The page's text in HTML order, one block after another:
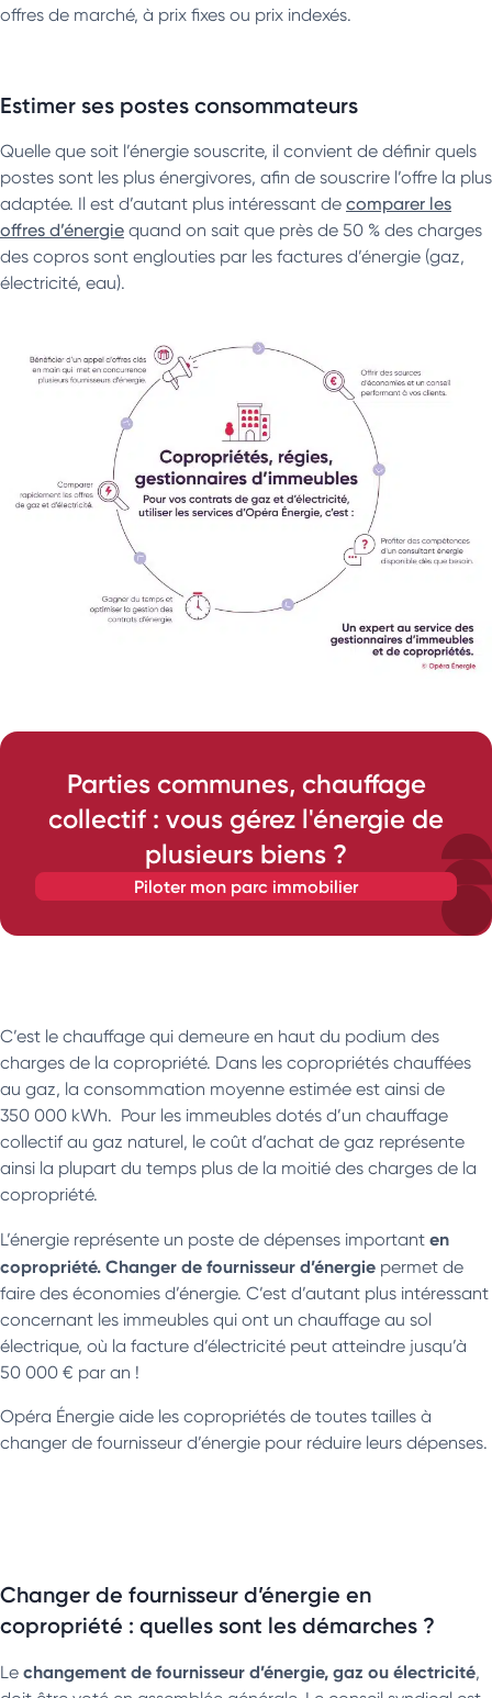
offres de marché, à prix fixes ou prix indexés.
Estimer ses postes consommateurs
Quelle que soit l’énergie souscrite, il convient de définir quels
postes sont les plus énergivores, afin de souscrire l’offre la plus
adaptée. Il est d’autant plus intéressant de comparer les
offres d’énergie quand on sait que près de 50 % des charges
des copros sont englouties par les factures d’énergie (gaz,
électricité, eau).
Parties communes, chauffage
collectif : vous gérez l'énergie de
plusieurs biens ?
piloter mon parc immobilier
C’est le chauffage qui demeure en haut du podium des
charges de la copropriété. Dans les copropriétés chauffées
au gaz, la consommation moyenne estimée est ainsi de
350 000 kWh. Pour les immeubles dotés d’un chauffage
collectif au gaz naturel, le coût d’achat de gaz représente
ainsi la plupart du temps plus de la moitié des charges de la
copropriété.
L’énergie représente un poste de dépenses important en
copropriété. Changer de fournisseur d’énergie permet de
faire des économies d’énergie. C’est d’autant plus intéressant
concernant les immeubles qui ont un chauffage au sol
électrique, où la facture d’électricité peut atteindre jusqu’à
50 000 € par an !
Opéra Énergie aide les copropriétés de toutes tailles à
changer de fournisseur d’énergie pour réduire leurs dépenses.
Changer de fournisseur d’énergie en
copropriété : quelles sont les démarches ?
Le changement de fournisseur d’énergie, gaz ou électricité,